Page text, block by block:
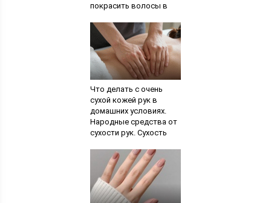
покрасить волосы в
зеленкой
Что делать с очень
сухой кожей рук в
домашних условиях.
Народные средства от
сухости рук. Сухость